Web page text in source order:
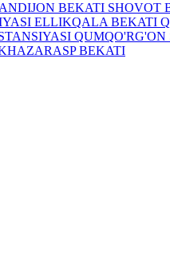
ANDIJON BEKATI SHOVOT
ELLIKQALA BEKATI
QUMQO'RG'ON
BEKATI